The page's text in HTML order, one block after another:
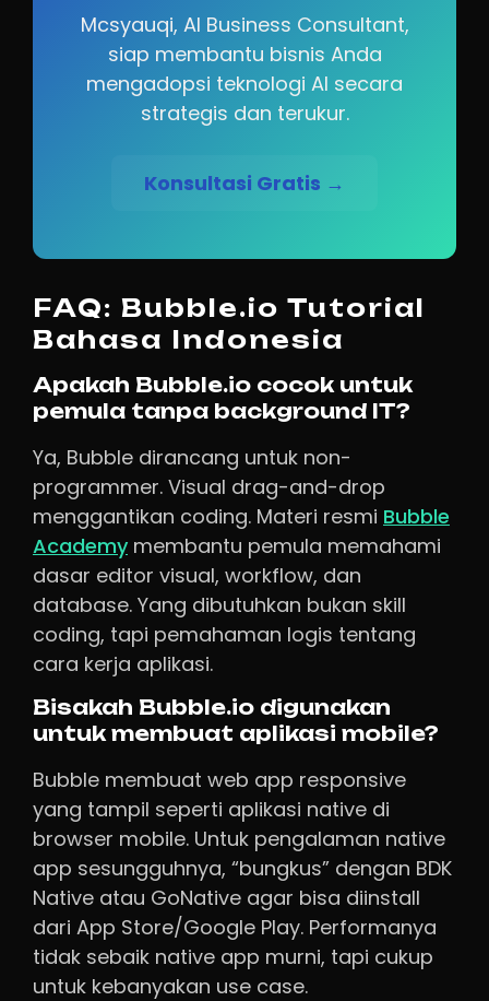
Mcsyauqi, AI Business Consultant,
siap membantu bisnis Anda
mengadopsi teknologi AI secara
strategis dan terukur.
Konsultasi Gratis →
FAQ: Bubble.io Tutorial
Bahasa Indonesia
Apakah Bubble.io cocok untuk
pemula tanpa background IT?
Ya, Bubble dirancang untuk non-
programmer. Visual drag-and-drop
menggantikan coding. Materi resmi Bubble
Academy membantu pemula memahami
dasar editor visual, workflow, dan
database. Yang dibutuhkan bukan skill
coding, tapi pemahaman logis tentang
cara kerja aplikasi.
Bisakah Bubble.io digunakan
untuk membuat aplikasi mobile?
Bubble membuat web app responsive
yang tampil seperti aplikasi native di
browser mobile. Untuk pengalaman native
app sesungguhnya, “bungkus” dengan BDK
Native atau GoNative agar bisa diinstall
dari App Store/Google Play. Performanya
tidak sebaik native app murni, tapi cukup
untuk kebanyakan use case.